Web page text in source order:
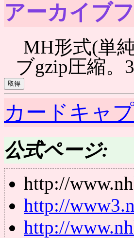
アーカイブ
MH形式(単
ブgzip圧縮。
カードキャ
公式ページ:
http://
http://
http://